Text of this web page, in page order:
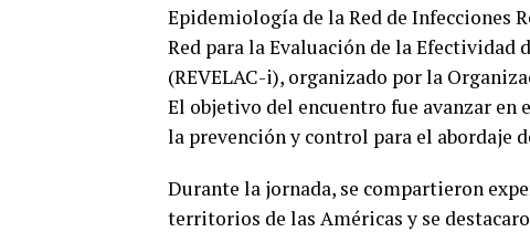
Epidemiología de la Red de Infecciones
Red para la Evaluación de la Efectividad
(REVELAC-i), organizado por la
El objetivo del encuentro fue avanzar
la prevención y control para el abordaje
Durante la jornada, se compartieron
territorios de las Américas y se